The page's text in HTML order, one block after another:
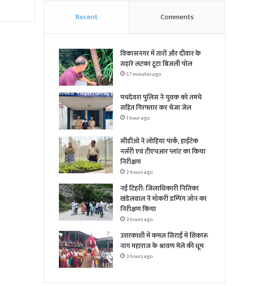
Recent Comments
विकासनगर में तारों और दीवार के
सहारे लटका टूटा बिजली पोल
57 minutes ago
पचदेवरा पुलिस ने युवक को तमंचे
सहित गिरफ्तार कर भेजा जेल
1 hour ago
सीडीओ ने लोहिया पार्क, हाईटेक
नर्सरी एवं टीएचआर प्लांट का किया
निरीक्षण
2 hours ago
नई टिहरी: जिलाधिकारी नितिका
खंडेलवाल ने मोकरी डम्पिंग जोन का
निरीक्षण किया
3 hours ago
उत्तरकाशी में कमल सिराईं में शिकारू
नाग महाराज के श्रावण मेले की धूम
3 hours ago